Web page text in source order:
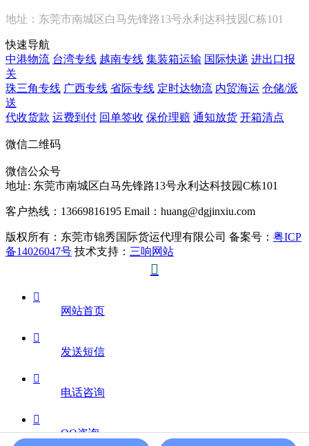
地址：东莞市南城区白马先锋路13号永利达科技园C栋101
快速导航
中港物流 台湾专线 越南专线 集装箱运输 国际快递 进出口报
关
珠三角专线 广西专线 省际专线 定时达物流 内贸海运 仓储/派
送
代收货款 运费到付 回单签收 保价理赔 通知放货 开箱清点
微信二维码
微信公众号
地址: 东莞市南城区白马先锋路13号永利达科技园C栋101
客户热线：13669816195 Email：huang@dgjinxiu.com
版权所有：东莞市锦秀国际货运代理有限公司 备案号： 粤ICP
备14026047号 技术支持： 三响网站


网站首页

发送短信

电话咨询

QQ咨询